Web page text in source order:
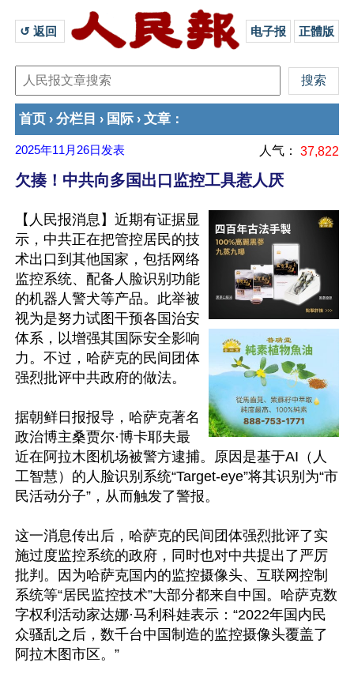
↺ 返回 电子报 正體版
首页 › 分栏目 › 国际 › 文章 ：
2025年11月26日 发表 人气： 37,822
欠揍！中共向多国出口监控工具惹人厌
【人民报消息】近期有证据显
示，中共正在把管控居民的技
术出口到其他国家，包括网络
监控系统、配备人脸识别功能
的机器人警犬等产品。此举被
视为是努力试图干预各国治安
体系，以增强其国际安全影响
力。不过，哈萨克的民间团体
强烈批评中共政府的做法。
据朝鲜日报报导，哈萨克著名
政治博主桑贾尔·博卡耶夫最
近在阿拉木图机场被警方逮捕。原因是基于AI（人
工智慧）的人脸识别系统“Target-eye”将其识别为“市
民活动分子”，从而触发了警报。
这一消息传出后，哈萨克的民间团体强烈批评了实
施过度监控系统的政府，同时也对中共提出了严厉
批判。因为哈萨克国内的监控摄像头、互联网控制
系统等“居民监控技术”大部分都来自中国。哈萨克数
字权利活动家达娜·马利科娃表示：“2022年国内民
众骚乱之后，数千台中国制造的监控摄像头覆盖了
阿拉木图市区。”